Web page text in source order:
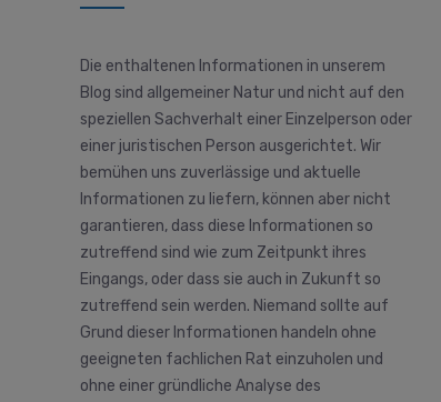
Die enthaltenen Informationen in unserem
Blog sind allgemeiner Natur und nicht auf den
speziellen Sachverhalt einer Einzelperson oder
einer juristischen Person ausgerichtet. Wir
bemühen uns zuverlässige und aktuelle
Informationen zu liefern, können aber nicht
garantieren, dass diese Informationen so
zutreffend sind wie zum Zeitpunkt ihres
Eingangs, oder dass sie auch in Zukunft so
zutreffend sein werden. Niemand sollte auf
Grund dieser Informationen handeln ohne
geeigneten fachlichen Rat einzuholen und
ohne einer gründliche Analyse des